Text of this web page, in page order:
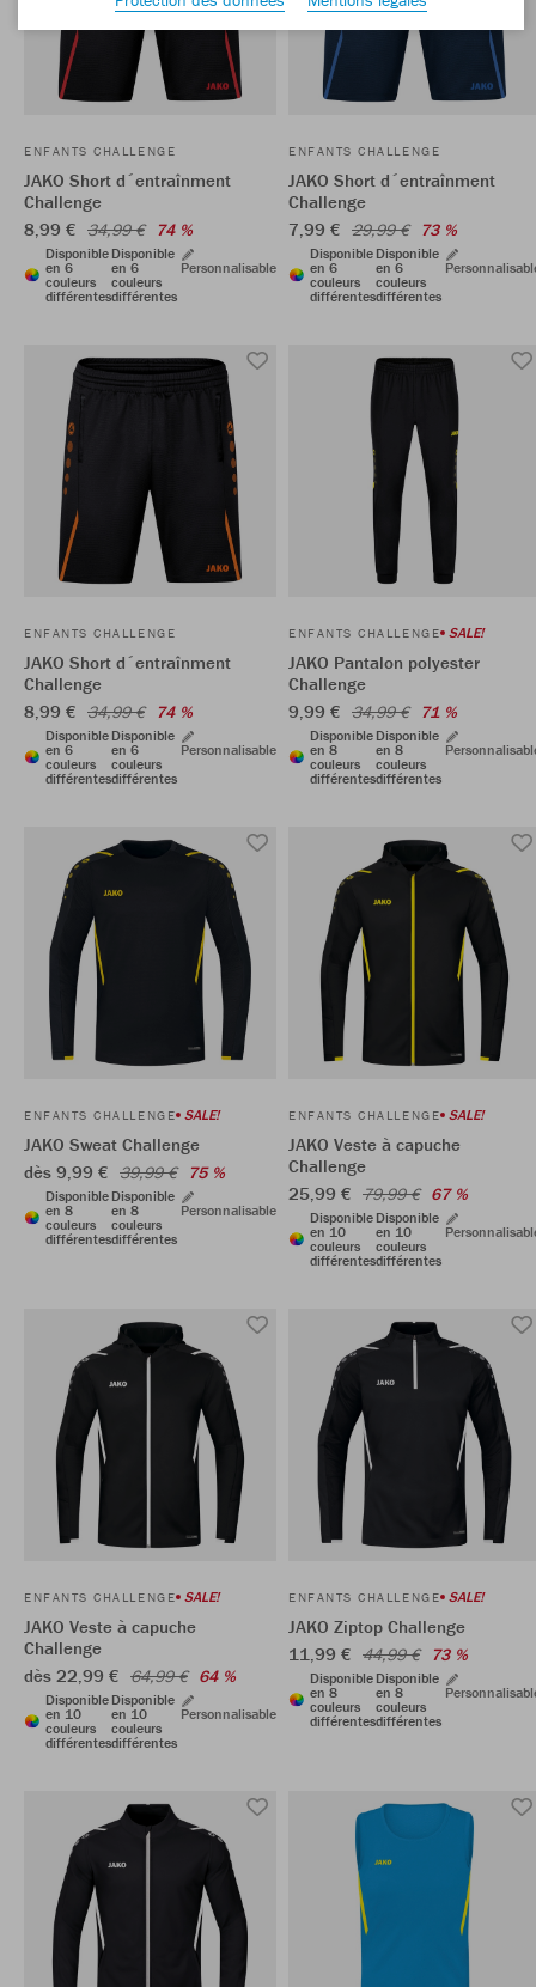
ENFANTS CHALLENGE
JAKO Short d´entraînment
Challenge
8,99 € 34,99 € 74 %
Disponible
en 6
couleurs
différentes
Disponible
en 6
couleurs
différentes
Personnalisable
ENFANTS CHALLENGE
JAKO Short d´entraînment
Challenge
7,99 € 29,99 € 73 %
Disponible
en 6
couleurs
différentes
Disponible
en 6
couleurs
différentes
ENFANTS CHALLENGE
JAKO Short d´entraînment
Challenge
8,99 € 34,99 € 74 %
Disponible
en 6
couleurs
différentes
Disponible
en 6
couleurs
différentes
Personnalisable
ENFANTS CHALLENGE SALE!
JAKO Pantalon polyester
Challenge
9,99 € 34,99 € 71 %
Disponible
en 8
couleurs
différentes
Disponible
en 8
couleurs
différentes
ENFANTS CHALLENGE SALE!
JAKO Sweat Challenge
dès 9,99 € 39,99 € 75 %
Disponible
en 8
couleurs
différentes
Disponible
en 8
couleurs
différentes
Personnalisable
ENFANTS CHALLENGE SALE!
JAKO Veste à capuche
Challenge
25,99 € 79,99 € 67 %
Disponible
en 10
couleurs
différentes
Disponible
en 10
couleurs
différentes
ENFANTS CHALLENGE SALE!
JAKO Veste à capuche
Challenge
dès 22,99 € 64,99 € 64 %
Disponible
en 10
couleurs
différentes
Disponible
en 10
couleurs
différentes
Personnalisable
ENFANTS CHALLENGE SALE!
JAKO Ziptop Challenge
11,99 € 44,99 € 73 %
Disponible
en 8
couleurs
différentes
Disponible
en 8
couleurs
différentes